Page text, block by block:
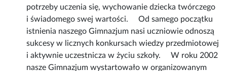
potrzeby uczenia się, wychowanie dziecka twórczego
i świadomego swej wartości. Od samego początku
istnienia naszego Gimnazjum nasi uczniowie odnoszą
sukcesy w licznych konkursach wiedzy przedmiotowej
i aktywnie uczestnicza w życiu szkoły. W roku 2002
nasze Gimnazjum wystartowało w organizowanym